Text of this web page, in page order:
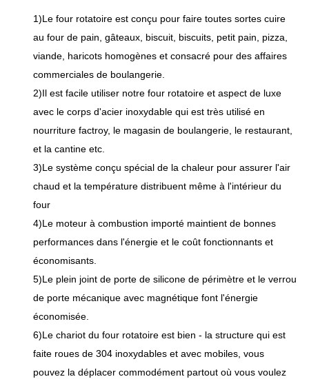
1)Le four rotatoire est conçu pour faire toutes sortes cuire
au four de pain, gâteaux, biscuit, biscuits, petit pain, pizza,
viande, haricots homogènes et consacré pour des affaires
commerciales de boulangerie.
2)Il est facile utiliser notre four rotatoire et aspect de luxe
avec le corps d'acier inoxydable qui est très utilisé en
nourriture factroy, le magasin de boulangerie, le restaurant,
et la cantine etc.
3)Le système conçu spécial de la chaleur pour assurer l'air
chaud et la température distribuent même à l'intérieur du
four
4)Le moteur à combustion importé maintient de bonnes
performances dans l'énergie et le coût fonctionnants et
économisants.
5)Le plein joint de porte de silicone de périmètre et le verrou
de porte mécanique avec magnétique font l'énergie
économisée.
6)Le chariot du four rotatoire est bien - la structure qui est
faite roues de 304 inoxydables et avec mobiles, vous
pouvez la déplacer commodément partout où vous voulez